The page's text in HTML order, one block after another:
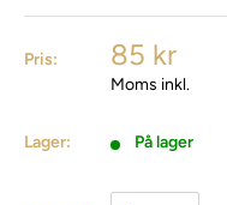
Pris: 85 kr
Moms inkl.
Lager: På lager